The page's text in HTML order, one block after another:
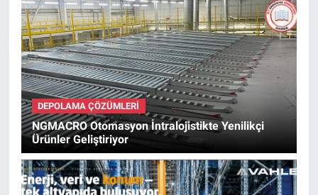
DEPOLAMA ÇÖZÜMLERI
NGMACRO Otomasyon İntralojistikte Yenilikçi
Ürünler Geliştiriyor